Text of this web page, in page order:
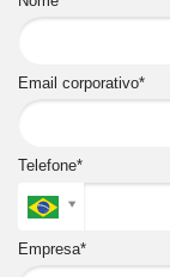
Email corporativo*
Telefone*
Empresa*